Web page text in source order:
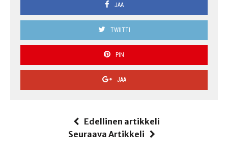
JAA
TWIITTI
PIN
JAA
Edellinen artikkeli
Seuraava Artikkeli